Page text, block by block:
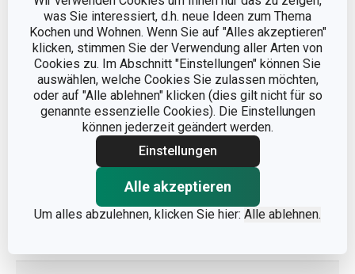
was Sie interessiert, d.h. neue Ideen zum Thema
Kochen und Wohnen. Wenn Sie auf "Alles akzeptieren"
klicken, stimmen Sie der Verwendung aller Arten von
Cookies zu. Im Abschnitt "Einstellungen" können Sie
auswählen, welche Cookies Sie zulassen möchten,
oder auf "Alle ablehnen" klicken (dies gilt nicht für so
genannte essenzielle Cookies). Die Einstellungen
können jederzeit geändert werden.
Einstellungen
Alle akzeptieren
Um alles abzulehnen, klicken Sie hier: Alle ablehnen.
PRODUKTBREITE (CM)
PRODUKTHÖHE (CM) 5
VOLUMEN (L) 0.15
PRODUKTLÄNGE (CM)
Andere Parameter